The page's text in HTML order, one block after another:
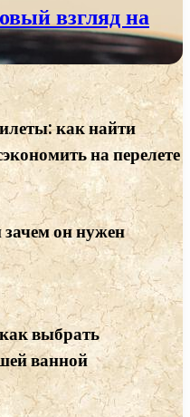
взгляд на
как найти
на перелете
он нужен
выбрать
ванной